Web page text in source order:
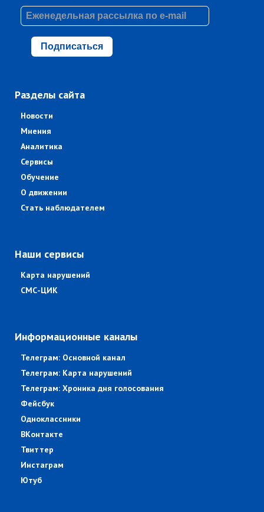
Подписаться
Разделы сайта
Новости
Мнения
Аналитика
Сервисы
Обучение
О движении
Стать наблюдателем
Наши сервисы
Карта нарушений
СМС-ЦИК
Информационные каналы
Телеграм: Основной канал
Телеграм: Карта нарушений
Телеграм: Хроника дня голосования
Фейсбук
Одноклассники
ВКонтакте
Твиттер
Инстаграм
Ютуб